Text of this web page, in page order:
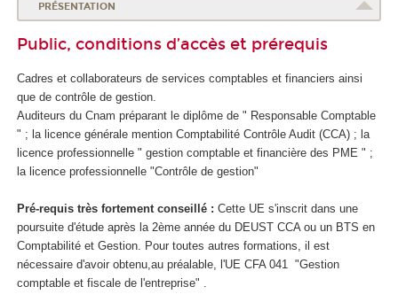
PRÉSENTATION
Public, conditions d’accès et prérequis
Cadres et collaborateurs de services comptables et financiers ainsi
que de contrôle de gestion.
Auditeurs du Cnam préparant le diplôme de " Responsable Comptable
" ; la licence générale mention Comptabilité Contrôle Audit (CCA) ; la
licence professionnelle " gestion comptable et financière des PME " ;
la licence professionnelle "Contrôle de gestion"
Pré-requis très fortement conseillé : Cette UE s'inscrit dans une
poursuite d'étude après la 2ème année du DEUST CCA ou un BTS en
Comptabilité et Gestion. Pour toutes autres formations, il est
nécessaire d'avoir obtenu,au préalable, l'UE CFA 041 "Gestion
comptable et fiscale de l'entreprise" .